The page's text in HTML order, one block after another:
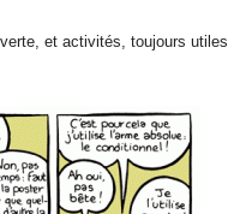
et activités, toujours utiles